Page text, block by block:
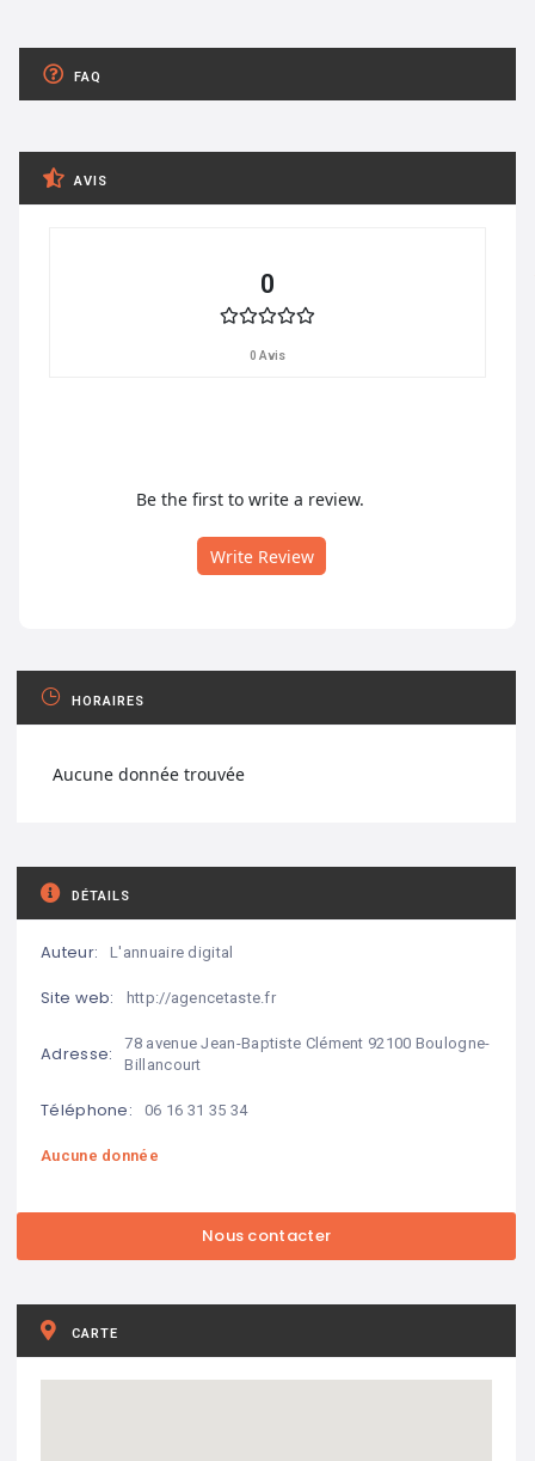
FAQ
AVIS
0
0 Avis
Be the first to write a review.
Write Review
HORAIRES
Aucune donnée trouvée
DÉTAILS
Auteur: L'annuaire digital
Site web: http://agencetaste.fr
Adresse:
78 avenue Jean-Baptiste Clément 92100 Boulogne-
Billancourt
Téléphone: 06 16 31 35 34
Aucune donnée
CARTE